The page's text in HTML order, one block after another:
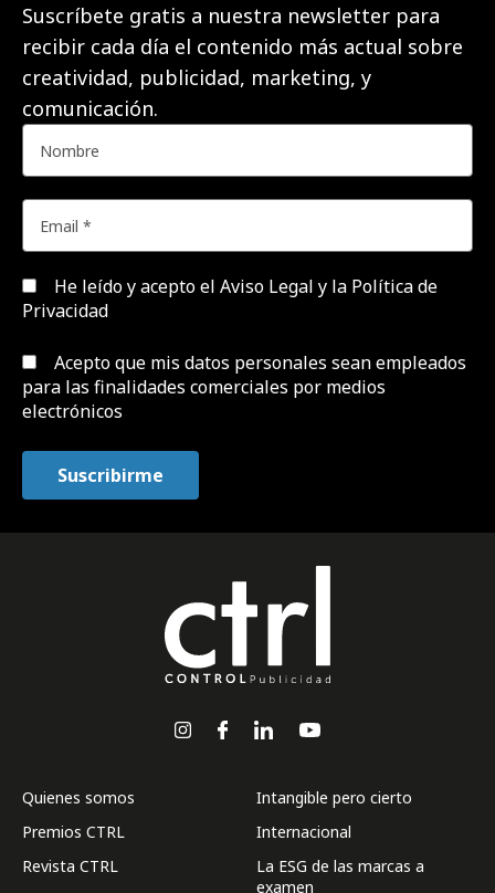
Suscríbete gratis a nuestra newsletter para
recibir cada día el contenido más actual sobre
creatividad, publicidad, marketing, y
comunicación.
He leído y acepto el Aviso Legal y la Política de
Privacidad
Acepto que mis datos personales sean empleados
para las finalidades comerciales por medios
electrónicos
Quienes somos
Premios CTRL
Revista CTRL
Intangible pero cierto
Internacional
La ESG de las marcas a
examen